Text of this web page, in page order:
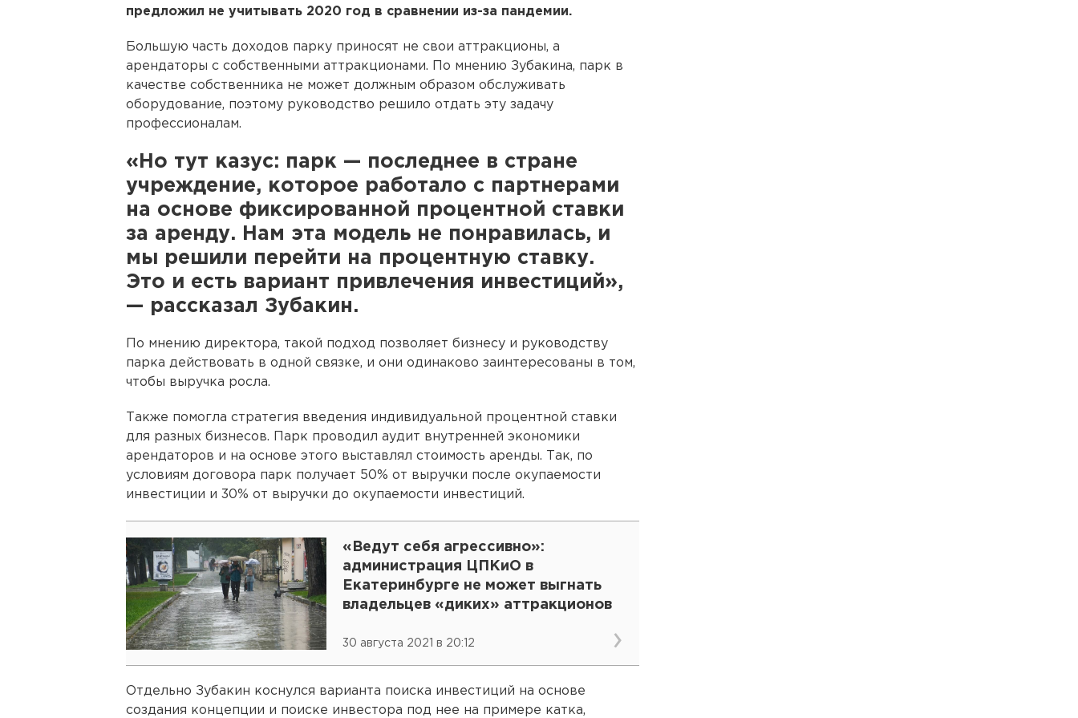
предложил не учитывать 2020 год в сравнении из-за пандемии.
Большую часть доходов парку приносят не свои аттракционы, а
арендаторы с собственными аттракционами. По мнению Зубакина, парк в
качестве собственника не может должным образом обслуживать
оборудование, поэтому руководство решило отдать эту задачу
профессионалам.
«Но тут казус: парк — последнее в стране
учреждение, которое работало с партнерами
на основе фиксированной процентной ставки
за аренду. Нам эта модель не понравилась, и
мы решили перейти на процентную ставку.
Это и есть вариант привлечения инвестиций»,
— рассказал Зубакин.
По мнению директора, такой подход позволяет бизнесу и руководству
парка действовать в одной связке, и они одинаково заинтересованы в том,
чтобы выручка росла.
Также помогла стратегия введения индивидуальной процентной ставки
для разных бизнесов. Парк проводил аудит внутренней экономики
арендаторов и на основе этого выставлял стоимость аренды. Так, по
условиям договора парк получает 50% от выручки после окупаемости
инвестиции и 30% от выручки до окупаемости инвестиций.
«Ведут себя агрессивно»:
администрация ЦПКиО в
Екатеринбурге не может выгнать
владельцев «диких» аттракционов
30 августа 2021 в 20:12
Отдельно Зубакин коснулся варианта поиска инвестиций на основе
создания концепции и поиске инвестора под нее на примере катка,